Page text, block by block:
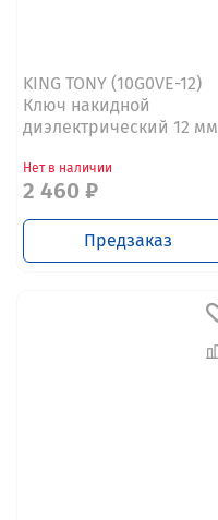
KING TONY (10G0VE-12)
Ключ накидной
диэлектрический 12 мм
Нет в наличии
2 460 ₽
Предзаказ